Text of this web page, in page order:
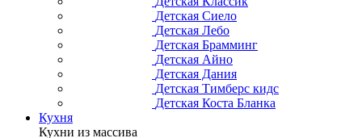
Детская Сиело
Детская Лебо
Детская Брамминг
Детская Айно
Детская Дания
Детская Тимберс кидс
Детская Коста Бланка
Кухня
Кухни из массива